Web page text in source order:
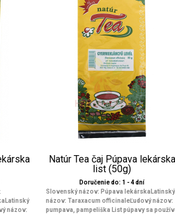
názov:
Natúr Tea čaj Púpava lekárska
list (50g)
Doručenie do: 1 - 4 dní
Slovenský názov: Púpava lekárskaLatinský
názov: Taraxacum officinaleĽudový názov:
pumpava, pampeliška List púpavy sa